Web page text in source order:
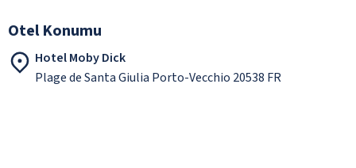
Otel Konumu
Hotel Moby Dick
Plage de Santa Giulia Porto-Vecchio 20538 FR